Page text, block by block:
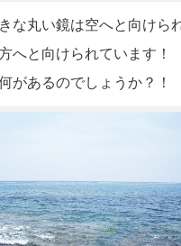
な丸い鏡は空へと向けら
へと向けられています！
があるのでしょうか？！